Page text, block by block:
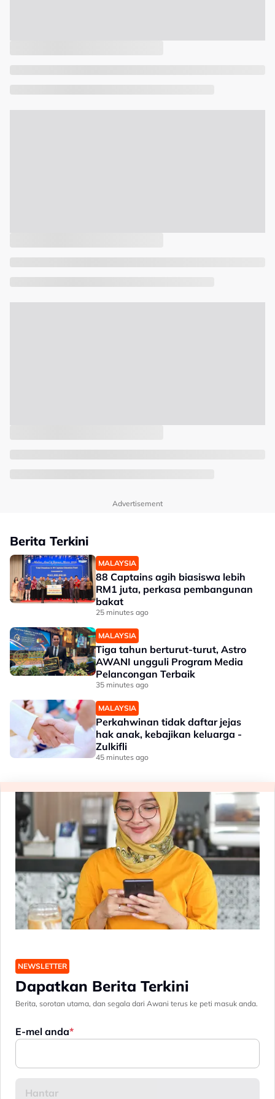
Advertisement
Berita Terkini
MALAYSIA
88 Captains agih biasiswa lebih
RM1 juta, perkasa pembangunan
bakat
25 minutes ago
MALAYSIA
Tiga tahun berturut-turut, Astro
AWANI ungguli Program Media
Pelancongan Terbaik
35 minutes ago
MALAYSIA
Perkahwinan tidak daftar jejas
hak anak, kebajikan keluarga -
Zulkifli
45 minutes ago
NEWSLETTER
Dapatkan Berita Terkini
Berita, sorotan utama, dan segala dari Awani terus ke peti masuk anda.
E-mel anda